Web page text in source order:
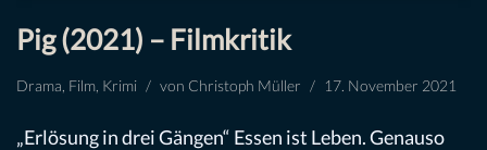
Pig (2021) – Filmkritik
Drama Film Krimi von Christoph Müller 17. November 2021
„Erlösung in drei Gängen“ Essen ist Leben. Genauso